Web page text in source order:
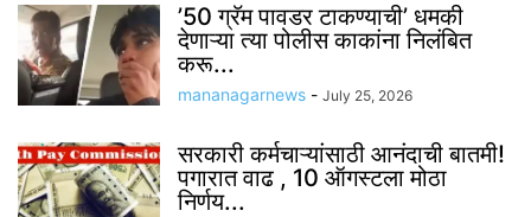
’50 ग्रॅम पावडर टाकण्याची’ धमकी
देणाऱ्या त्या पोलीस काकांना निलंबित
करू...
mananagarnews - July 25, 2026
सरकारी कर्मचाऱ्यांसाठी आनंदाची बातमी!
पगारात वाढ , 10 ऑगस्टला मोठा
निर्णय...